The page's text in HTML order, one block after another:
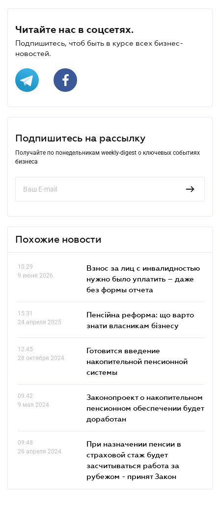
Читайте нас в соцсетях.
Подпишитесь, чтоб быть в курсе всех бизнес-
новостей.
Подпишитесь на рассылку
Получайте по понедельникам weekly-digest о ключевых событиях
бизнеса
Похожие новости
10.29
9 июня 2026
Взнос за лиц с инвалидностью
нужно было уплатить – даже
без формы отчета
15.31
24 апреля 2025
Пенсійна реформа: що варто
знати власникам бізнесу
12.45
28 октября 2024
Готовится введение
накопительной пенсионной
системы
09.42
9 мая 2024
Законопроект о накопительном
пенсионном обеспечении будет
доработан
09.48
26 апреля 2024
При назначении пенсии в
страховой стаж будет
засчитываться работа за
рубежом - принят Закон